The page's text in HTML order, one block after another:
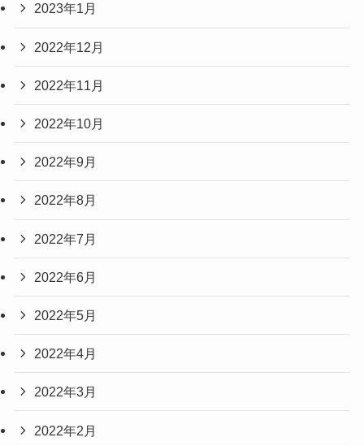
2023年1月
2022年12月
2022年11月
2022年10月
2022年9月
2022年8月
2022年7月
2022年6月
2022年5月
2022年4月
2022年3月
2022年2月